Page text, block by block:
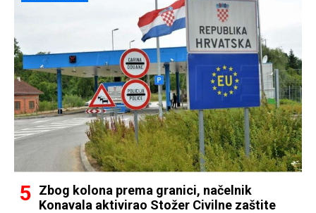
Zbog kolona prema granici, načelnik
Konavala aktivirao Stožer Civilne zaštite